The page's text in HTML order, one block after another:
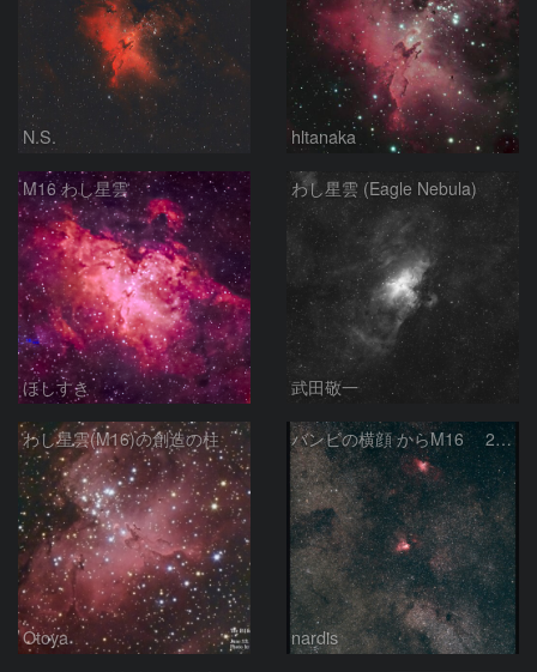
N.S. hltanaka
M16 わし星雲
ほしすき
わし星雲 (Eagle Nebula)
武田敬一
わし星雲(M16)の創造の柱
Otoya
バンビの横顔 からM16 2026/06/14
nardis